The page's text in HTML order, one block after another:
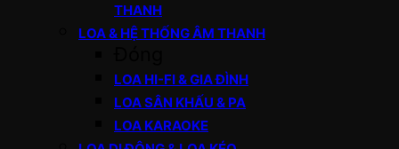
THANH
LOA & HỆ THỐNG ÂM THANH
LOA HI-FI & GIA ĐÌNH
LOA SÂN KHẤU & PA
LOA KARAOKE